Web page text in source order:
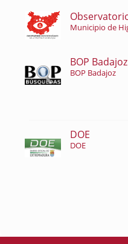
Municipio de
BOP Badajoz
BOP Badajoz
DOE
DOE